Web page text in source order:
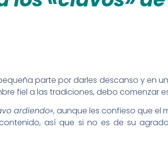
parte por darles descanso y en
fiel a las tradiciones, debo comenzar
ardiendo», aunque les confieso que el
así que si no es de su